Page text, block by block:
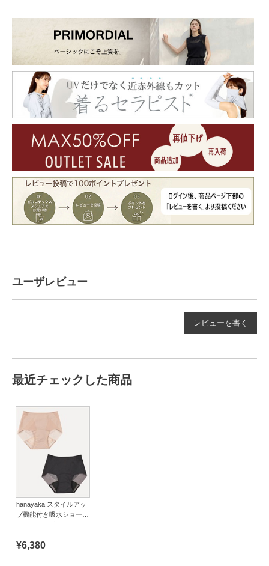
ユーザレビュー
レビューを書く
最近チェックした商品
hanayaka スタイルアッ
プ機能付き吸水ショーツ
¥6,380